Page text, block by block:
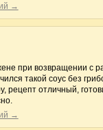
→
при возвращении с
такой соус без
рецепт отличный,
→